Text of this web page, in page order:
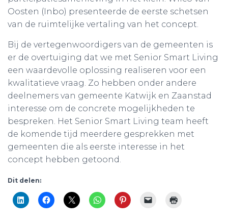
Oosten (Inbo) presenteerde de eerste schetsen
van de ruimtelijke vertaling van het concept.
Bij de vertegenwoordigers van de gemeenten is
er de overtuiging dat we met Senior Smart Living
een waardevolle oplossing realiseren voor een
kwalitatieve vraag. Zo hebben onder andere
deelnemers van gemeente Katwijk en Zaanstad
interesse om de concrete mogelijkheden te
bespreken. Het Senior Smart Living team heeft
de komende tijd meerdere gesprekken met
gemeenten die als eerste interesse in het
concept hebben getoond.
Dit delen: